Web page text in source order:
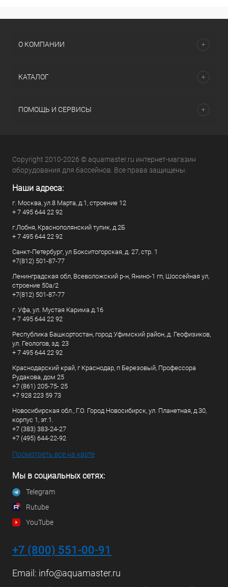
О КОМПАНИИ
КАТАЛОГ
ПОМОЩЬ И СЕРВИСЫ
Copyright 2010-2026 © aquamaster.ru интернет-магазин
оборудования для бассейнов. Все права защищены.
Наши адреса:
г. Москва, ул.8 Марта, д.1, строение 12
+ 7 495 644 22 92
г.Лобня, Краснополянский тупик, д.2Б
+ 7 495 644 22 92
Санкт-Петербург, ул Бокситогорская, д. 27, стр. 1
+7(812) 501-87-77
Ленинградская обл, Всеволожский р-н, Янино-1 гп, Шоссейная ул,
строение 50а/2
+7(812) 501-87-77
г. Уфа, ул. Мустая Карима д.16
+ 7 495 644 22 92
Республика Башкортостан, город Уфимский район, д. Геофизиков,
ул. Геологов, зд. 23
+ 7 495 644 22 92
Краснодарский край, г Краснодар, п Березовый, Профессора
Рудакова, дом 25
+7 (861) 205-75- 25
+7 928 223 59 73
Новосибирская обл., Г.О. Город Новосибирск, ул. Планетная, д.30,
корпус 1, эт.1.
+7 (383) 383-24-27
+7 (495) 644-22-92
Посмотреть все на карте
Мы в социальных сетях:
Telegram
Rutube
YouTube
+7 (800) 551-00-91
Email: info@aquamaster.ru